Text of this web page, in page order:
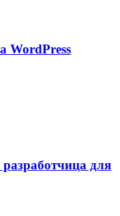
WordPress
для